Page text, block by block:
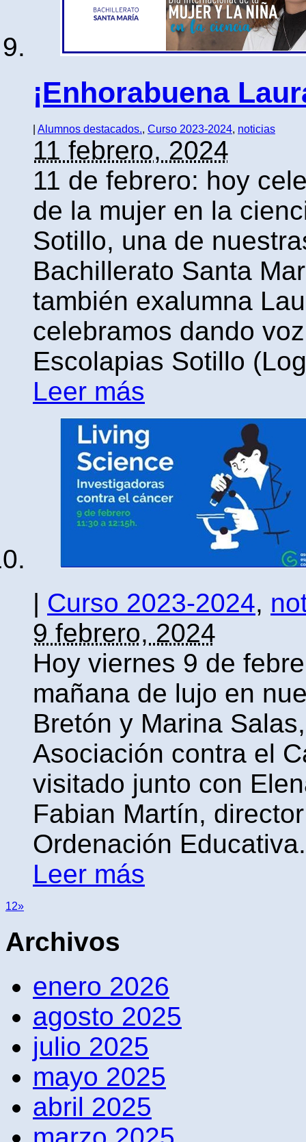
¡Enhorabuena
Alumnos destacados., Curso 2023-2024, noticias
11 febrero, 2024
11 de febrero: hoy
de la mujer en la
Sotillo, una de
Bachillerato Santa
también exalumna
celebramos dando
Escolapias Sotillo
Leer más
| Curso 2023-2024,
9 febrero, 2024
Hoy viernes 9 de
mañana de lujo en
Bretón y Marina
Asociación contra el
visitado junto con
Fabian Martín,
Ordenación
Leer más
12»
Archivos
enero 2026
agosto 2025
julio 2025
mayo 2025
abril 2025